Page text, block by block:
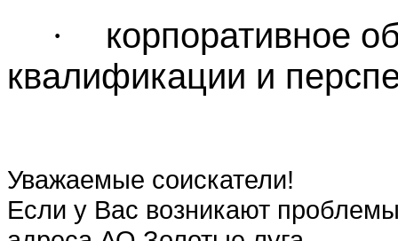
·
корпоративное
квалификации и
Уважаемые соискатели!
Если у Вас возникают